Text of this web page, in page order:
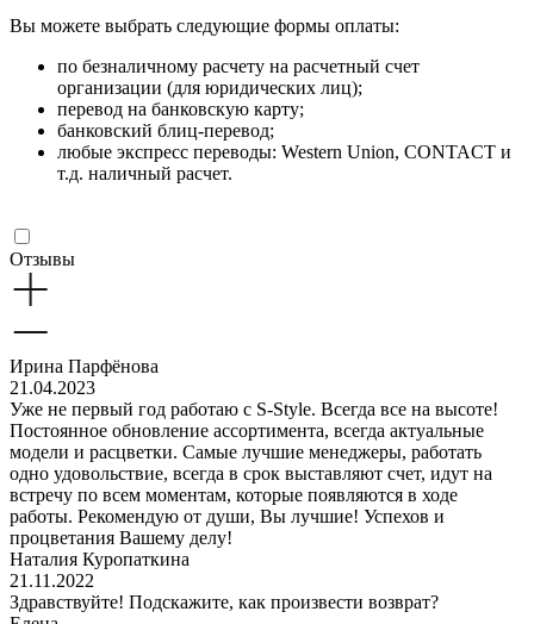
Вы можете выбрать следующие формы оплаты:
по безналичному расчету на расчетный счет
организации (для юридических лиц);
перевод на банковскую карту;
банковский блиц-перевод;
любые экспресс переводы: Western Union, CONTACT и
т.д. наличный расчет.
Отзывы
Ирина Парфёнова
21.04.2023
Уже не первый год работаю с S-Style. Всегда все на высоте!
Постоянное обновление ассортимента, всегда актуальные
модели и расцветки. Самые лучшие менеджеры, работать
одно удовольствие, всегда в срок выставляют счет, идут на
встречу по всем моментам, которые появляются в ходе
работы. Рекомендую от души, Вы лучшие! Успехов и
процветания Вашему делу!
Наталия Куропаткина
21.11.2022
Здравствуйте! Подскажите, как произвести возврат?